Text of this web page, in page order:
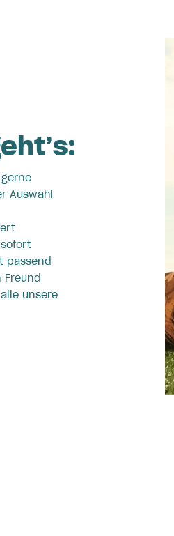
Auswahl
passend
Freund
unsere